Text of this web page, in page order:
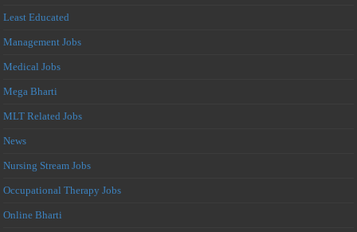
Least Educated
Management Jobs
Medical Jobs
Mega Bharti
MLT Related Jobs
News
Nursing Stream Jobs
Occupational Therapy Jobs
Online Bharti